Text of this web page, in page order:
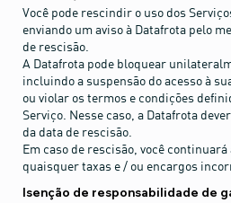
Você pode rescindir o uso dos
enviando um aviso à Datafrota pelo
de rescisão.
A Datafrota pode bloquear
incluindo a suspensão do acesso à
ou violar os termos e condições
Serviço. Nesse caso, a Datafrota
da data de rescisão.
Em caso de rescisão, você
quaisquer taxas e / ou encargos
Isenção de responsabilidade de